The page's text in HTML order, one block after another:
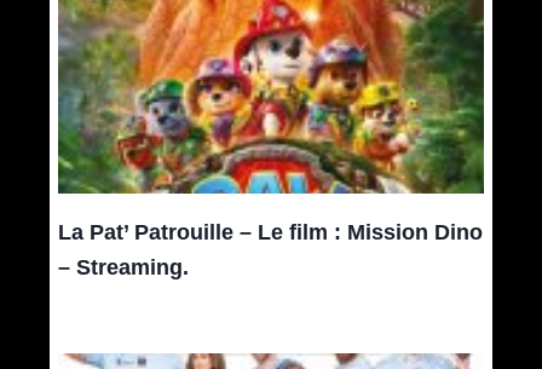
La Pat’ Patrouille – Le film : Mission Dino
– Streaming.